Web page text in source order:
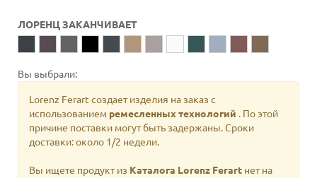
ЛОРЕНЦ ЗАКАНЧИВАЕТ
Вы выбрали:
Lorenz Ferart создает изделия на заказ с
использованием ремесленных технологий . По этой
причине поставки могут быть задержаны. Сроки
доставки: около 1/2 недели.
Вы ищете продукт из Каталога Lorenz Ferart нет на